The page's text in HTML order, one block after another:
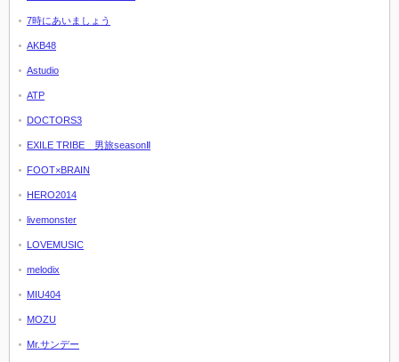
7時にあいましょう
AKB48
Astudio
ATP
DOCTORS3
EXILE TRIBE 男旅seasonⅡ
FOOT×BRAIN
HERO2014
livemonster
LOVEMUSIC
melodix
MIU404
MOZU
Mr.サンデー